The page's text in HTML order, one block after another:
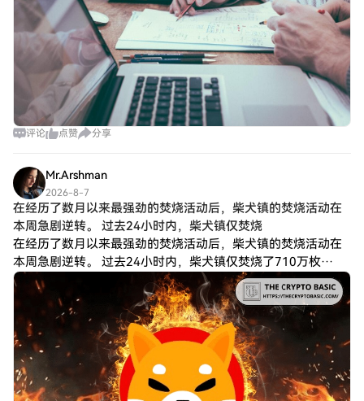
评论 点赞 分享
Mr.Arshman
2026-8-7
在经历了数月以来最强劲的焚烧活动后，柴犬镇的焚烧活动在
本周急剧逆转。 过去24小时内，柴犬镇仅焚烧
在经历了数月以来最强劲的焚烧活动后，柴犬镇的焚烧活动在
本周急剧逆转。 过去24小时内，柴犬镇仅焚烧了710万枚
$SHIB代币，按当前价格计算价值约33美元。此前，焚烧活动
异常活跃，一度令柴犬镇社区充满